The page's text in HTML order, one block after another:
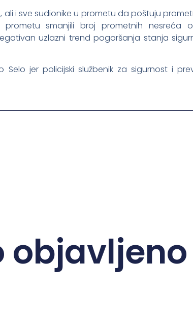
i sve sudionike u prometu da poštuju
smanjili broj prometnih nesreća
uzlazni trend pogoršanja stanja
jer policijski službenik za sigurnost i
objavljeno